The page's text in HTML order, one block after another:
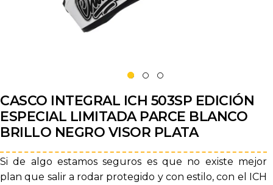
CASCO INTEGRAL ICH 503SP EDICIÓN
ESPECIAL LIMITADA PARCE BLANCO
BRILLO NEGRO VISOR PLATA
Si de algo estamos seguros es que no existe mejor
plan que salir a rodar protegido y con estilo, con el ICH